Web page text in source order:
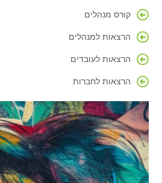
קורס מנהלים
הרצאות למנהלים
הרצאות לעובדים
הרצאות לחברות